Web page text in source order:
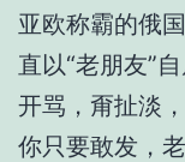
亚欧称霸的俄
直以“老朋友”
开骂，甭扯淡
你只要敢发，